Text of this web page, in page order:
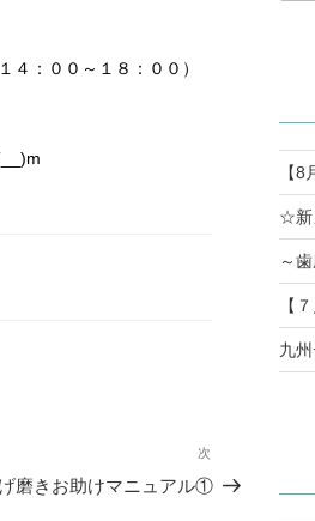
４：００～１８：００）
次
磨きお助けマニュアル①
【
☆新
～
【
九